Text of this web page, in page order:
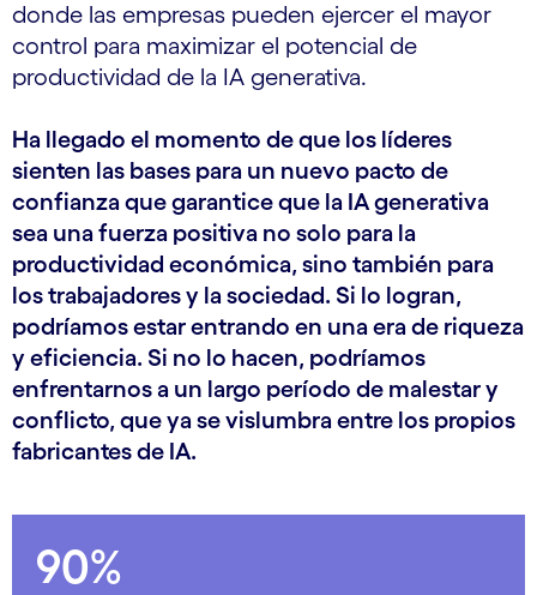
donde las empresas pueden ejercer el mayor
control para maximizar el potencial de
productividad de la IA generativa.
Ha llegado el momento de que los líderes
sienten las bases para un nuevo pacto de
confianza que garantice que la IA generativa
sea una fuerza positiva no solo para la
productividad económica, sino también para
los trabajadores y la sociedad. Si lo logran,
podríamos estar entrando en una era de riqueza
y eficiencia. Si no lo hacen, podríamos
enfrentarnos a un largo período de malestar y
conflicto, que ya se vislumbra entre los propios
fabricantes de IA.
90%